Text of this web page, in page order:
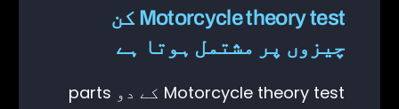
Motorcycle theory test کن
چیزوں پر مشتمل ہوتا ہے
Motorcycle theory test کے دو parts